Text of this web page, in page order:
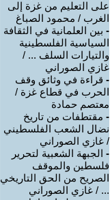
على التعليم من غزة إلى
الغرب / محمود الصباغ
- بين العلمانية في الثقافة
السياسية الفلسطينية
والتيارات السلف ... /
غازي الصوراني
- قراءة في وثائق وقف
الحرب في قطاع غزة /
معتصم حمادة
- مقتطفات من تاريخ
نضال الشعب الفلسطيني
/ غازي الصوراني
- الجبهة الشعبية لتحرير
فلسطين والموقف
الصريح من الحق التاريخي
... / غازي الصوراني